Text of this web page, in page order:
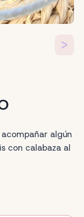
>
algún
con calabaza al